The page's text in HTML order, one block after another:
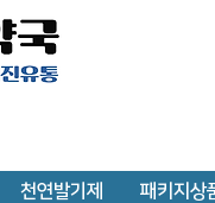
천연발기제 패키지상